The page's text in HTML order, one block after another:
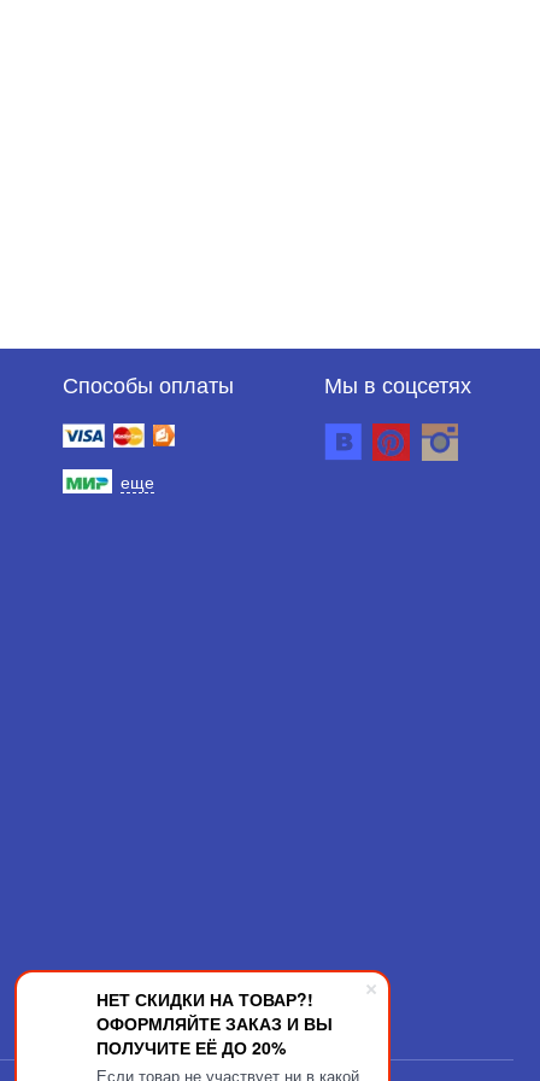
НЕТ СКИДКИ НА ТОВАР?!
ОФОРМЛЯЙТЕ ЗАКАЗ И ВЫ
ПОЛУЧИТЕ ЕЁ ДО 20%
Если товар не участвует ни в какой
Способы оплаты
еще
Мы в соцсетях